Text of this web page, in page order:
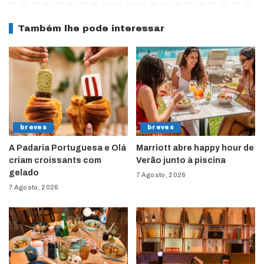
Também lhe pode interessar
breves
A Padaria Portuguesa e Olá
criam croissants com
gelado
7 Agosto, 2026
breves
Marriott abre happy hour de
Verão junto à piscina
7 Agosto, 2026